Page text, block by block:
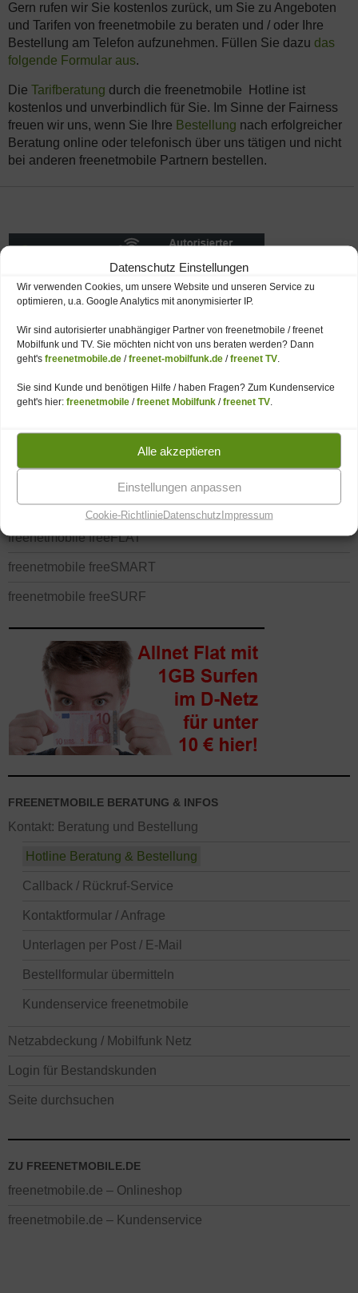
Datenschutz Einstellungen
Wir verwenden Cookies, um unsere Website und unseren Service zu
optimieren, u.a. Google Analytics mit anonymisierter IP.
Wir sind autorisierter unabhängiger Partner von freenetmobile / freenet
Mobilfunk und TV. Sie möchten nicht von uns beraten werden? Dann
geht's freenetmobile.de /freenet-mobilfunk.de /freenet TV
Sie sind Kunde und benötigen Hilfe / haben Fragen? Zum Kundenservice
geht's hier: freenetmobile /freenet Mobilfunk /freenet TV
Alle akzeptieren
Einstellungen anpassen
Cookie-RichtlinieDatenschutzImpressum
Gern rufen wir Sie kostenlos zurück, um Sie zu Angeboten
und Tarifen von freenetmobile zu beraten und / oder Ihre
Bestellung am Telefon aufzunehmen. Füllen Sie dazu das
folgende Formular aus.
Die Tarifberatung durch die freenetmobile Hotline ist
kostenlos und unverbindlich für Sie. Im Sinne der Fairness
freuen wir uns, wenn Sie Ihre Bestellung nach erfolgreicher
Beratung online oder telefonisch über uns tätigen und nicht
bei anderen freenetmobile Partnern bestellen.
FREENET TV UND DVB-T2 HD (ANTENNE)
WICHTIG: Ende Gratisphase freenet TV
freenet TV und DVB-T2 HD (Antenne)
DVB-T2 HD Receiver + freenet CI-Modul
FREENETMOBILE TARIFE
Tarifübersicht freenetmobile
freenetmobile freeFLAT
freenetmobile freeSMART
freenetmobile freeSURF
FREENETMOBILE BERATUNG & INFOS
Kontakt: Beratung und Bestellung
Hotline Beratung & Bestellung
Callback / Rückruf-Service
Kontaktformular / Anfrage
Unterlagen per Post / E-Mail
Bestellformular übermitteln
Kundenservice freenetmobile
Netzabdeckung / Mobilfunk Netz
Login für Bestandskunden
Seite durchsuchen
ZU FREENETMOBILE.DE
freenetmobile.de – Onlineshop
freenetmobile.de – Kundenservice